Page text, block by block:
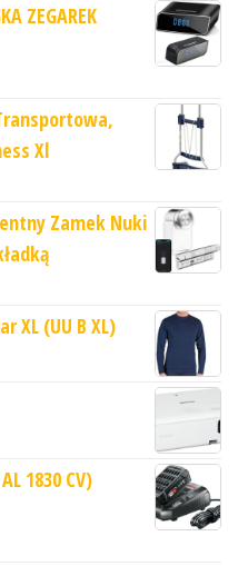
ZEGAREK
Xl
Zamek Nuki
XL (UU B XL)
1830 CV)